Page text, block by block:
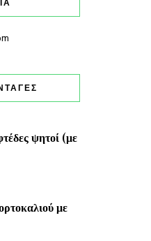
ψητοί (με
με